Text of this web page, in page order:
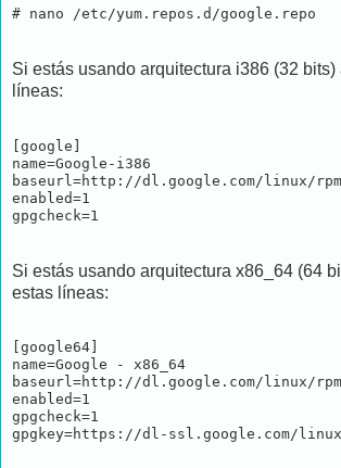
# nano /etc/yum.repos.d/google.repo
Si estás usando arquitectura i386 (32
líneas:
[google]
name=Google-i386
baseurl=http://dl.google.com/linux/
enabled=1
gpgcheck=1
Si estás usando arquitectura x86_64 (64
estas líneas:
[google64]
name=Google - x86_64
baseurl=http://dl.google.com/linux/
enabled=1
gpgcheck=1
gpgkey=https://dl-ssl.google.com/